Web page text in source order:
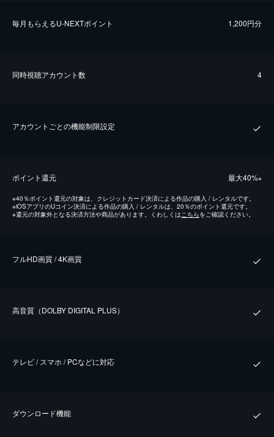
毎⽉もらえるU-NEXTポイント 1,200円分
同時視聴アカウント数 4
アカウントごとの機能制限設定
ポイント還元 最⼤40%※
※40％ポイント還元の対象は、クレジットカード決済による作品の購入 / レンタルです。
※iOSアプリのUコイン決済による作品の購入 / レンタルは、20％のポイント還元です。
※還元の対象外となる決済方法や商品があります。くわしくはこちらをご確認ください。
フルHD画質 / 4K画質
⾼⾳質（DOLBY DIGITAL PLUS）
テレビ / スマホ / PCなどに対応
ダウンロード機能